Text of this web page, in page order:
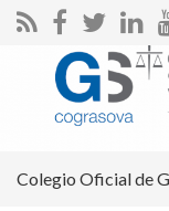
Colegio Oficial de